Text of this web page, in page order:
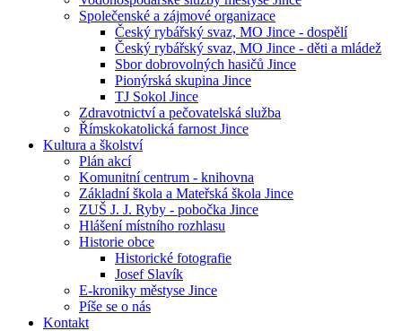
Společenské a zájmové organizace
Český rybářský svaz, MO Jince - dospělí
Český rybářský svaz, MO Jince - děti a mládež
Sbor dobrovolných hasičů Jince
Pionýrská skupina Jince
TJ Sokol Jince
Zdravotnictví a pečovatelská služba
Římskokatolická farnost Jince
Kultura a školství
Plán akcí
Komunitní centrum - knihovna
Základní škola a Mateřská škola Jince
ZUŠ J. J. Ryby - pobočka Jince
Hlášení místního rozhlasu
Historie obce
Historické fotografie
Josef Slavík
E-kroniky městyse Jince
Píše se o nás
Kontakt